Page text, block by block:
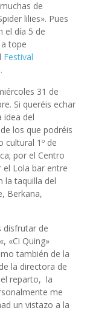
de
lilies». Pues
el día 5 de
tope
Festival
31 de
Si queréis echar
idea del
los que podréis
cultural 1º de
por el Centro
Lola bar entre
la taquilla del
Berkana,
disfrutar de
«, «Ci Quing»
también de la
la directora de
el reparto, la
me
un vistazo a la